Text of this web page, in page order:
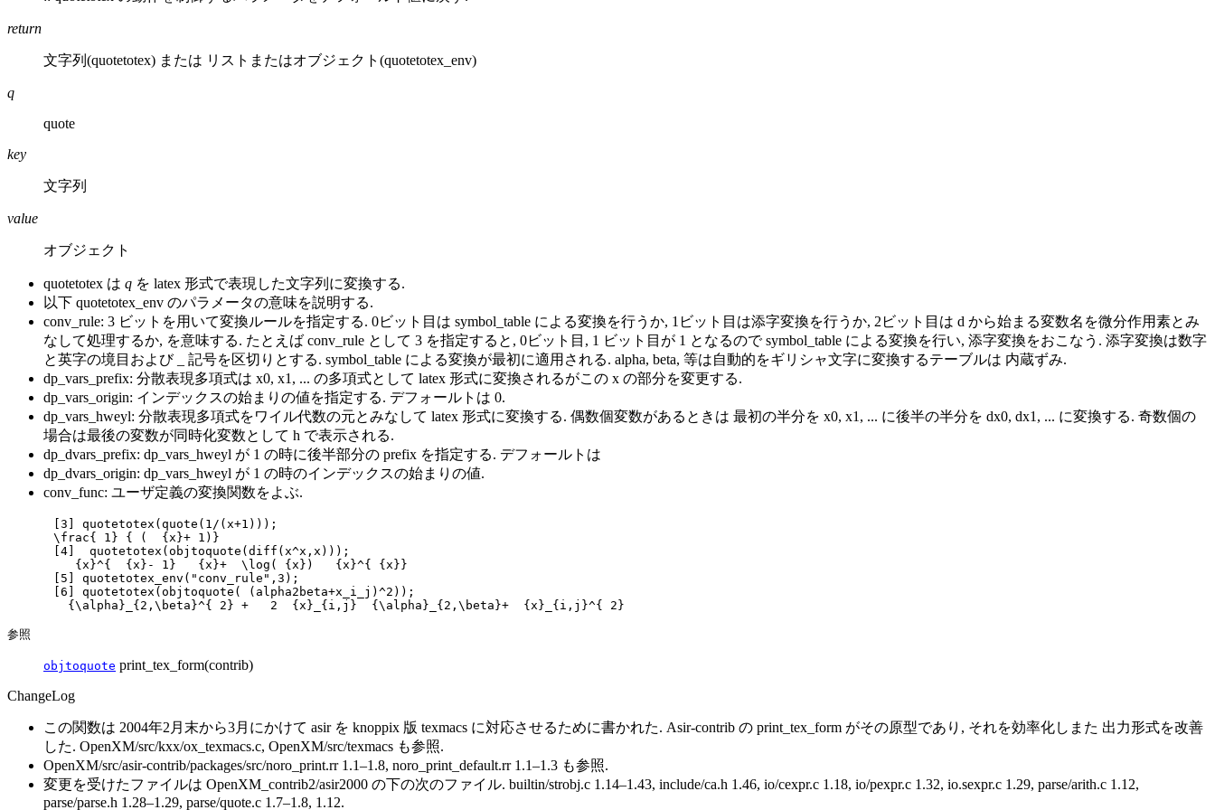
return
文字列(quotetotex) または リストまたはオブジェクト(quotetotex_env)
q
quote
key
文字列
value
オブジェクト
quotetotex は q を latex 形式で表現した文字列に変換する.
以下 quotetotex_env のパラメータの意味を説明する.
conv_rule: 3 ビットを用いて変換ルールを指定する. 0ビット目は symbol_table による変換を行うか, 1ビット目は添字変換を行うか, 2ビット目は d から始まる変数名を微分作用素とみ
なして処理するか, を意味する. たとえば conv_rule として 3 を指定すると, 0ビット目, 1 ビット目が 1 となるので symbol_table による変換を行い, 添字変換をおこなう. 添字変換は数字
と英字の境目および _ 記号を区切りとする. symbol_table による変換が最初に適用される. alpha, beta, 等は自動的をギリシャ文字に変換するテーブルは 内蔵ずみ.
dp_vars_prefix: 分散表現多項式は x0, x1, ... の多項式として latex 形式に変換されるがこの x の部分を変更する.
dp_vars_origin: インデックスの始まりの値を指定する. デフォールトは 0.
dp_vars_hweyl: 分散表現多項式をワイル代数の元とみなして latex 形式に変換する. 偶数個変数があるときは 最初の半分を x0, x1, ... に後半の半分を dx0, dx1, ... に変換する. 奇数個の
場合は最後の変数が同時化変数として h で表示される.
dp_dvars_prefix: dp_vars_hweyl が 1 の時に後半部分の prefix を指定する. デフォールトは
dp_dvars_origin: dp_vars_hweyl が 1 の時のインデックスの始まりの値.
conv_func: ユーザ定義の変換関数をよぶ.
[3] quotetotex(quote(1/(x+1)));
\frac{ 1} { (  {x}+ 1)}
[4]  quotetotex(objtoquote(diff(x^x,x)));
   {x}^{  {x}- 1}   {x}+  \log( {x})   {x}^{ {x}}
[5] quotetotex_env("conv_rule",3);
[6] quotetotex(objtoquote( (alpha2beta+x_i_j)^2));
参照
objtoquote print_tex_form(contrib)
ChangeLog
この関数は 2004年2月末から3月にかけて asir を knoppix 版 texmacs に対応させるために書かれた. Asir-contrib の print_tex_form がその原型であり, それを効率化しまた 出力形式を改善
した. OpenXM/src/kxx/ox_texmacs.c, OpenXM/src/texmacs も参照.
OpenXM/src/asir-contrib/packages/src/noro_print.rr 1.1–1.8, noro_print_default.rr 1.1–1.3 も参照.
変更を受けたファイルは OpenXM_contrib2/asir2000 の下の次のファイル. builtin/strobj.c 1.14–1.43, include/ca.h 1.46, io/cexpr.c 1.18, io/pexpr.c 1.32, io.sexpr.c 1.29, parse/arith.c 1.12,
parse/parse.h 1.28–1.29, parse/quote.c 1.7–1.8, 1.12.